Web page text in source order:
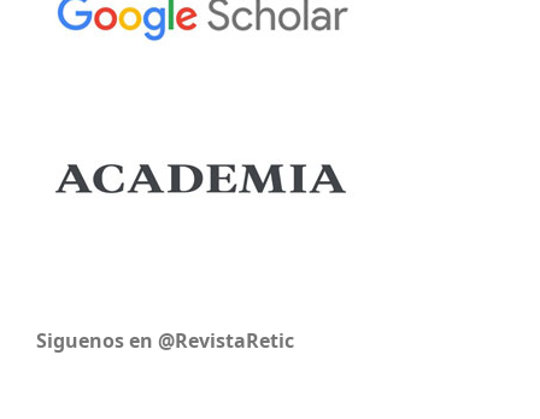
Siguenos en @RevistaRetic